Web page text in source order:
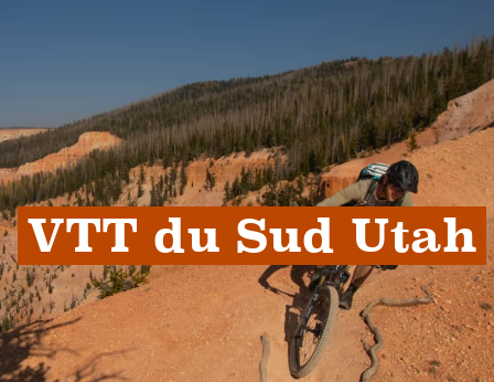
VTT du Sud Utah